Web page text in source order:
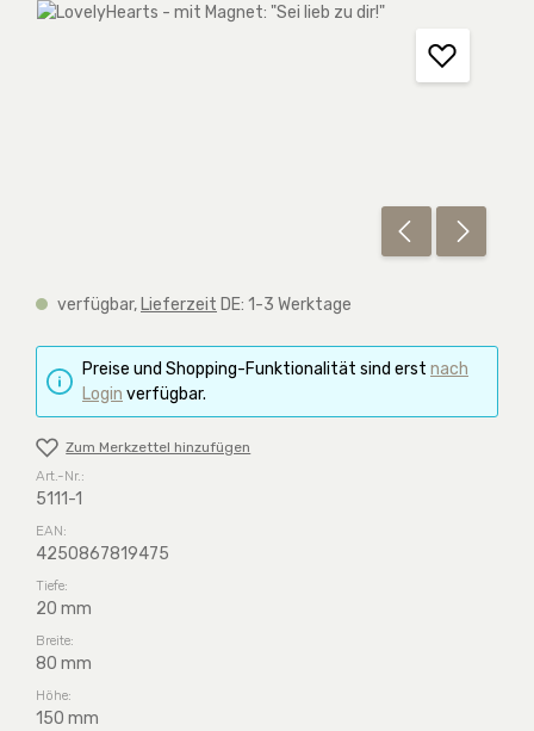
Bildergalerie überspringen
verfügbar, Lieferzeit DE: 1-3 Werktage
Preise und Shopping-Funktionalität sind erst nach
Login verfügbar.
Zum Merkzettel hinzufügen
Art.-Nr.:
5111-1
EAN:
4250867819475
Tiefe:
20 mm
Breite:
80 mm
Höhe:
150 mm